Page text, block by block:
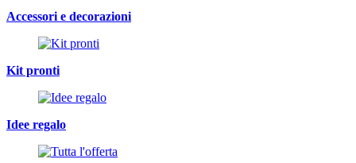
Accessori e decorazioni
Kit pronti
Idee regalo